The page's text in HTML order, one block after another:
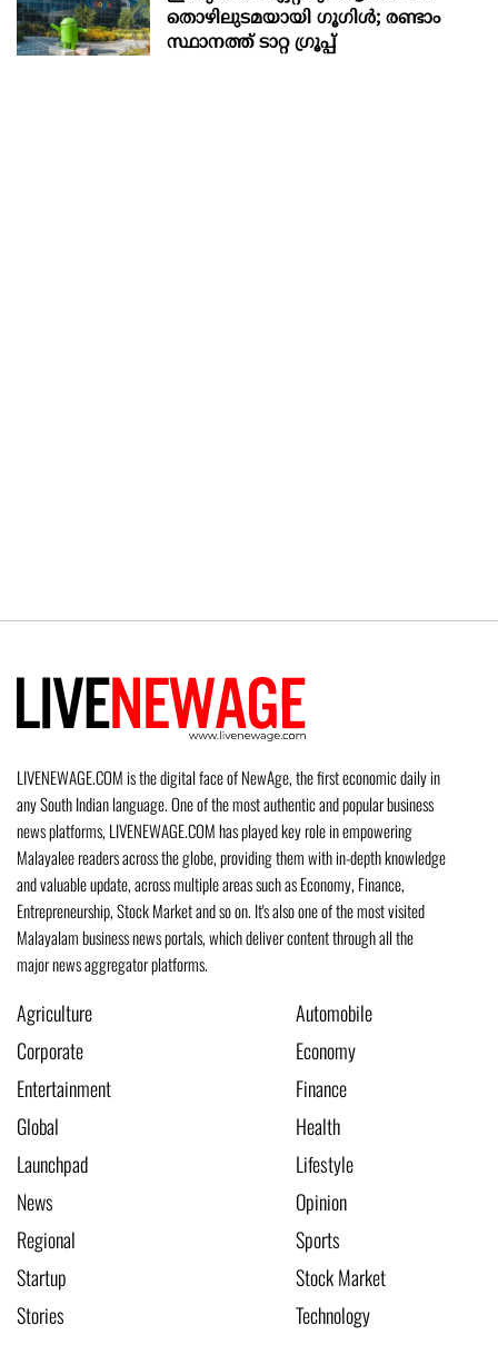
തൊഴിലുടമയായി ഗൂഗിള്‍; രണ്ടാം
സ്ഥാനത്ത് ടാറ്റ ഗ്രൂപ്പ്
LIVENEWAGE.COM is the digital face of NewAge, the first economic daily in
any South Indian language. One of the most authentic and popular business
news platforms, LIVENEWAGE.COM has played key role in empowering
Malayalee readers across the globe, providing them with in-depth knowledge
and valuable update, across multiple areas such as Economy, Finance,
Entrepreneurship, Stock Market and so on. It's also one of the most visited
Malayalam business news portals, which deliver content through all the
major news aggregator platforms.
Agriculture
Automobile
Corporate
Economy
Entertainment
Finance
Global
Health
Launchpad
Lifestyle
News
Opinion
Regional
Sports
Startup
Stock Market
Stories
Technology